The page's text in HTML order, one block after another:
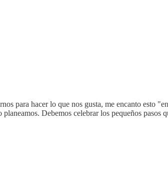
para hacer lo que nos gusta, me encanto esto
Debemos celebrar los pequeños